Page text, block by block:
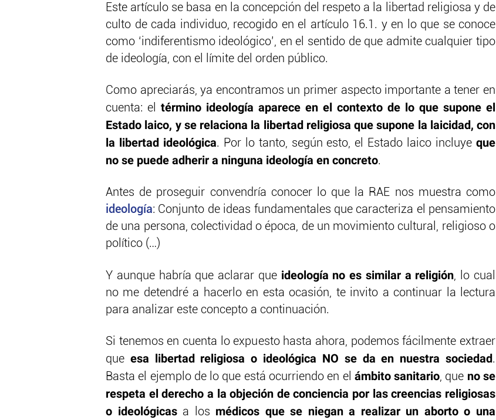
Este artículo se basa en la concepción del respeto a la libertad religiosa y de
culto de cada individuo, recogido en el artículo 16.1. y en lo que se conoce
como ‘indiferentismo ideológico’, en el sentido de que admite cualquier tipo
de ideología, con el límite del orden público.
Como apreciarás, ya encontramos un primer aspecto importante a tener en
cuenta: el término ideología aparece en el contexto de lo que supone el
Estado laico, y se relaciona la libertad religiosa que supone la laicidad, con
la libertad ideológica. Por lo tanto, según esto, el Estado laico incluyeque
no se puede adherir a ninguna ideología en concreto.
Antes de proseguir convendría conocer lo que la RAE nos muestra como
ideología: Conjunto de ideas fundamentales que caracteriza el pensamiento
de una persona, colectividad o época, de un movimiento cultural, religioso o
político (…)
Y aunque habría que aclarar queideología no es similar a religión, lo cual
no me detendré a hacerlo en esta ocasión, te invito a continuar la lectura
para analizar este concepto a continuación.
Si tenemos en cuenta lo expuesto hasta ahora, podemos fácilmente extraer
que esa libertad religiosa o ideológica NO se da en nuestra sociedad .
Basta el ejemplo de lo que está ocurriendo en el ámbito sanitario, que no se
respeta el derecho a la objeción de conciencia por las creencias religiosas
o ideológicasa los médicos que se niegan a realizar un aborto o una